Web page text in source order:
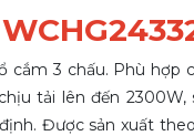
cắm 3 chấu. Phù hợp
tải lên đến 2300W,
Được sản xuất